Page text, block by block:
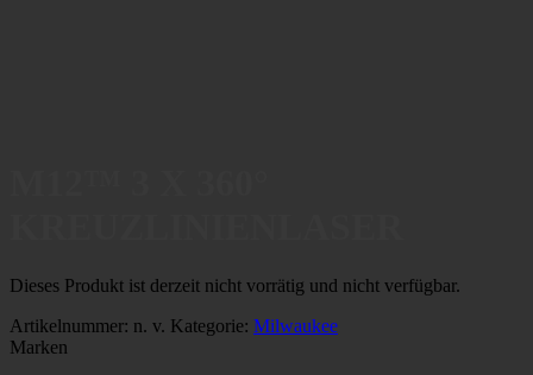
Dieses Produkt ist derzeit nicht vorrätig und nicht verfügbar.
Artikelnummer: n. v. Kategorie: Milwaukee
Marken